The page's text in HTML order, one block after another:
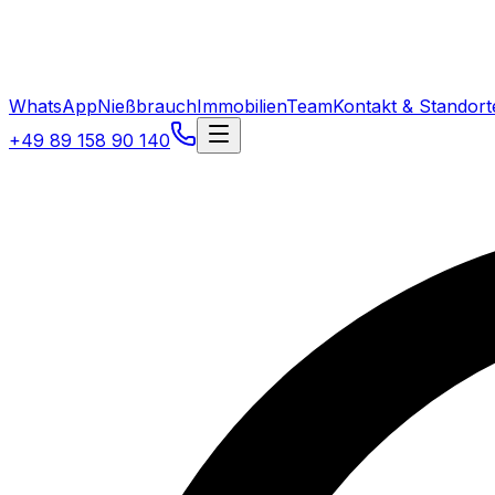
WhatsAppNießbrauchImmobilienTeamKontakt &
+49 89 158 90 140